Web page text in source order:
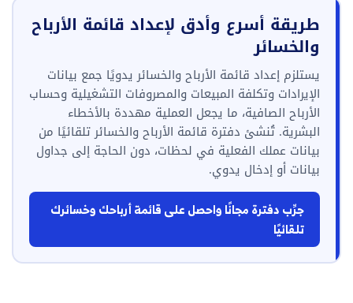
طريقة أسرع وأدق لإعداد قائمة الأرباح
والخسائر
يستلزم إعداد قائمة الأرباح والخسائر يدويًا جمع بيانات
الإيرادات وتكلفة المبيعات والمصروفات التشغيلية وحساب
الأرباح الصافية، ما يجعل العملية مهددة بالأخطاء
البشرية. تُنشئ دفترة قائمة الأرباح والخسائر تلقائيًا من
بيانات عملك الفعلية في لحظات، دون الحاجة إلى جداول
بيانات أو إدخال يدوي.
جرِّب دفترة مجانًا واحصل على قائمة أرباحك وخسائرك
تلقائيًا